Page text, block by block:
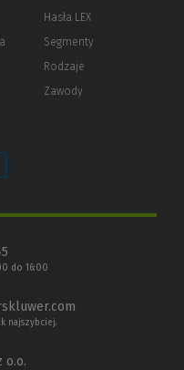
Hasła LEX
Segmenty
Rodzaje
Zawody
do 16:00
najszybciej.
o.o.